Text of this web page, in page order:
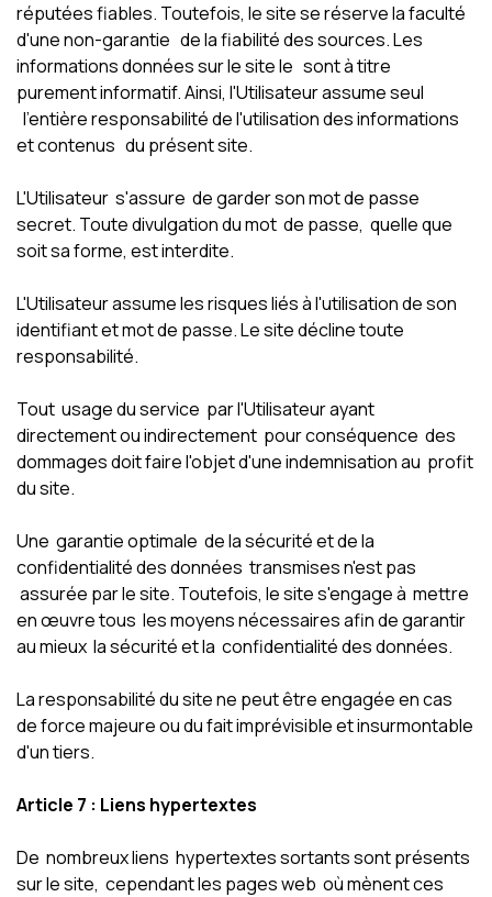
réputées fiables. Toutefois, le site se réserve la faculté
d'une non-garantie de la fiabilité des sources. Les
informations données sur le site le sont à titre
purement informatif. Ainsi, l'Utilisateur assume seul
l'entière responsabilité de l'utilisation des informations
et contenus du présent site.
L'Utilisateur s'assure de garder son mot de passe
secret. Toute divulgation du mot de passe, quelle que
soit sa forme, est interdite.
L'Utilisateur assume les risques liés à l'utilisation de son
identifiant et mot de passe. Le site décline toute
responsabilité.
Tout usage du service par l'Utilisateur ayant
directement ou indirectement pour conséquence des
dommages doit faire l'objet d'une indemnisation au profit
du site.
Une garantie optimale de la sécurité et de la
confidentialité des données transmises n'est pas
assurée par le site. Toutefois, le site s'engage à mettre
en œuvre tous les moyens nécessaires afin de garantir
au mieux la sécurité et la confidentialité des données.
La responsabilité du site ne peut être engagée en cas
de force majeure ou du fait imprévisible et insurmontable
d'un tiers.
Article 7 : Liens hypertextes
De nombreux liens hypertextes sortants sont présents
sur le site, cependant les pages web où mènent ces